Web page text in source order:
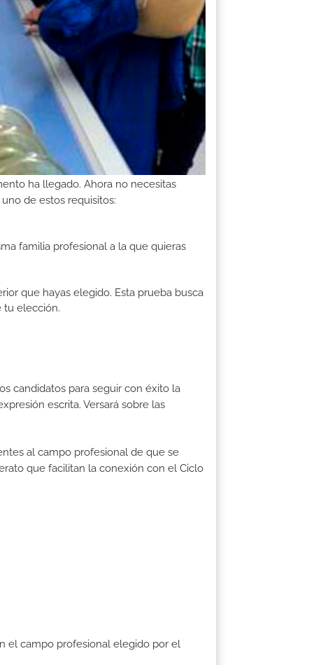
ha llegado. Ahora no necesitas
de estos requisitos:
familia profesional a la que quieras
que hayas elegido. Esta prueba busca
tu elección.
candidatos para seguir con éxito la
escrita. Versará sobre las
al campo profesional de que se
que facilitan la conexión con el Ciclo
el campo profesional elegido por el